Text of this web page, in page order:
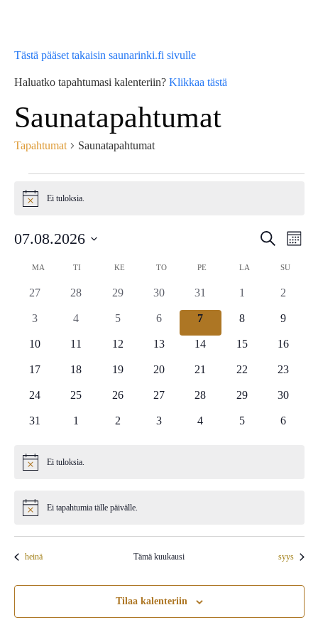
Tästä pääset takaisin saunarinki.fi sivulle
Haluatko tapahtumasi kalenteriin? Klikkaa tästä
Saunatapahtumat
Tapahtumat Saunatapahtumat
Notice Ei tuloksia.
Etsi
Etsi
07.08.2026
Valitse
Kalenteri
Tapahtumat
MA MAANANTAI
TI KE KESKIVIIKKO
TOTORSTAIPE PERJANTAI
LA LAUANTAI
SU
0
27
0
28
0
29
0
tapahtumat
30
0
tapahtumat
31
01
0
2
0
3
0
4
0
5
0
tapahtumat
6
0
tapahtumat
7
0
8
0
9
010
011
012
013
014
015
016
017
018
019
0
20
0
21
0
22
0
23
0
24
0
25
0
26
0
27
0
28
0
29
0
30
0
31
01
0
2
0
3
0
4
0
5
0
6
Notice Ei tuloksia.
Notice Ei tapahtumia tälle päivälle.
heinä Tämä kuukausi syys
Tilaa kalenteriin